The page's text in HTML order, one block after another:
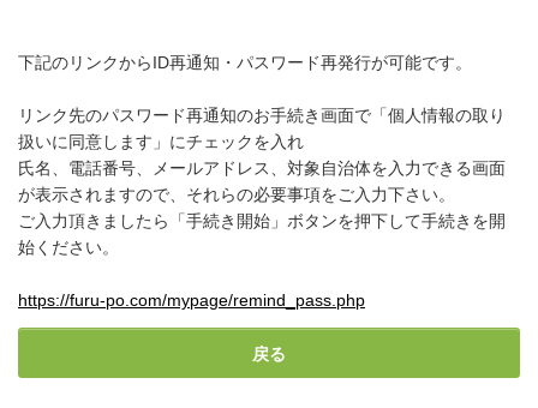
下記のリンクからID再通知・パスワード再発行が可能です。
リンク先のパスワード再通知のお手続き画面で「個人情報の取り
扱いに同意します」にチェックを入れ
氏名、電話番号、メールアドレス、対象自治体を入力できる画面
が表示されますので、それらの必要事項をご入力下さい。
ご入力頂きましたら「手続き開始」ボタンを押下して手続きを開
始ください。
https://furu-po.com/mypage/remind_pass.php
戻る